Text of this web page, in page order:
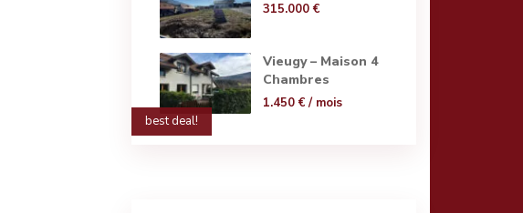
315.000 €
Vieugy – Maison 4
Chambres
1.450 €/ mois
best deal!